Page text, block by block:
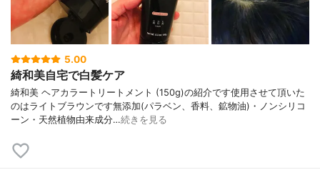
5.00
綺和美自宅で白髪ケア
綺和美 ヘアカラートリートメント (150g)の紹介です使用させて頂いた
のはライトブラウンです無添加(パラベン、香料、鉱物油)・ノンシリコ
ーン・天然植物由来成分…続きを見る